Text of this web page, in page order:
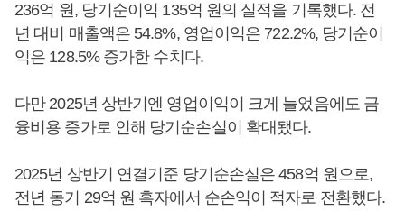
236억 원, 당기순이익 135억 원의 실적을 기록했다. 전
년 대비 매출액은 54.8%, 영업이익은 722.2%, 당기순이
익은 128.5% 증가한 수치다.
다만 2025년 상반기엔 영업이익이 크게 늘었음에도 금
융비용 증가로 인해 당기순손실이 확대됐다.
2025년 상반기 연결기준 당기순손실은 458억 원으로,
전년 동기 29억 원 흑자에서 순손익이 적자로 전환했다.